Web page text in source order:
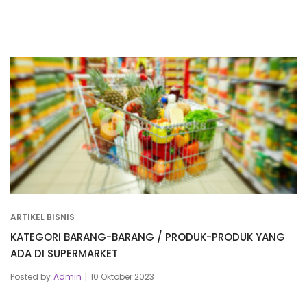
ARTIKEL BISNIS
KATEGORI BARANG-BARANG / PRODUK-PRODUK YANG
ADA DI SUPERMARKET
Posted by Admin 10 Oktober 2023